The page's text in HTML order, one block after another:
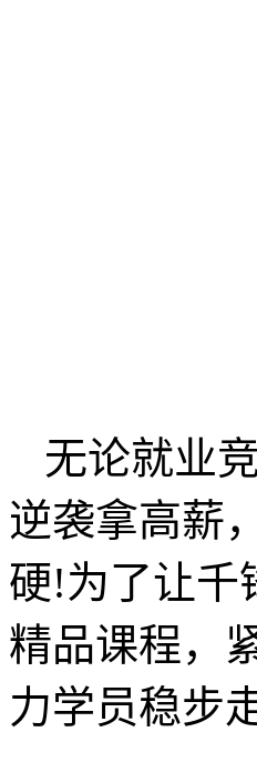
无论就业
逆袭拿高薪
硬!为了让千
精品课程，
力学员稳步